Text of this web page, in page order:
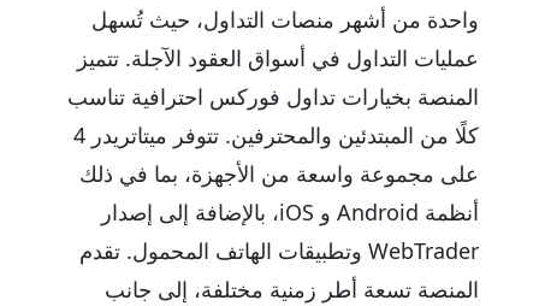
واحدة من أشهر منصات التداول، حيث تُسهل
عمليات التداول في أسواق العقود الآجلة. تتميز
المنصة بخيارات تداول فوركس احترافية تناسب
كلًا من المبتدئين والمحترفين. تتوفر ميتاتريدر 4
على مجموعة واسعة من الأجهزة، بما في ذلك
أنظمة Android و iOS، بالإضافة إلى إصدار
WebTrader وتطبيقات الهاتف المحمول. تقدم
المنصة تسعة أطر زمنية مختلفة، إلى جانب